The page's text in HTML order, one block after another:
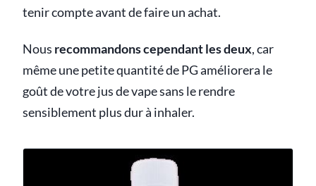
tenir compte avant de faire un achat.
Nous recommandons cependant les deux, car
même une petite quantité de PG améliorera le
goût de votre jus de vape sans le rendre
sensiblement plus dur à inhaler.